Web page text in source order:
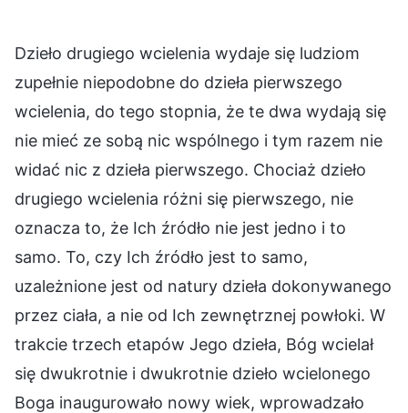
Dzieło drugiego wcielenia wydaje się ludziom
zupełnie niepodobne do dzieła pierwszego
wcielenia, do tego stopnia, że te dwa wydają się
nie mieć ze sobą nic wspólnego i tym razem nie
widać nic z dzieła pierwszego. Chociaż dzieło
drugiego wcielenia różni się pierwszego, nie
oznacza to, że Ich źródło nie jest jedno i to
samo. To, czy Ich źródło jest to samo,
uzależnione jest od natury dzieła dokonywanego
przez ciała, a nie od Ich zewnętrznej powłoki. W
trakcie trzech etapów Jego dzieła, Bóg wcielał
się dwukrotnie i dwukrotnie dzieło wcielonego
Boga inaugurowało nowy wiek, wprowadzało